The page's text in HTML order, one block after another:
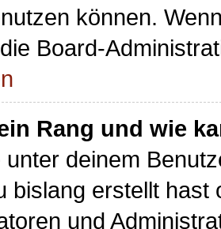
können.
Board-
Rang und wie
unter deinem
bislang erstellt
und